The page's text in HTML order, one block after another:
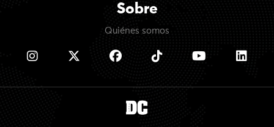
Sobre
Quiénes somos